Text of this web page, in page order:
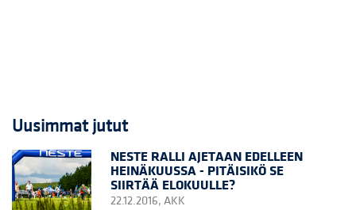
Uusimmat jutut
NESTE RALLI AJETAAN EDELLEEN
HEINÄKUUSSA - PITÄISIKÖ SE
SIIRTÄÄ ELOKUULLE?
22.12.2016, AKK